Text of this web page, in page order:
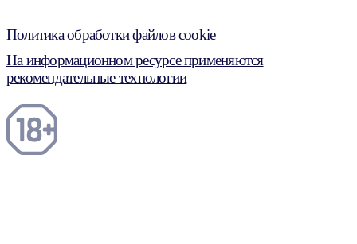
Политика обработки файлов cookie
На информационном ресурсе применяются
рекомендательные технологии